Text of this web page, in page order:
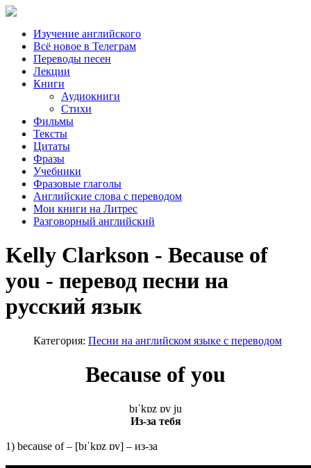
Изучение английского
Всё новое в Телеграм
Переводы песен
Лекции
Книги
Аудиокниги
Стихи
Фильмы
Тексты
Цитаты
Фразы
Учебники
Фразовые глаголы
Английские слова с переводом
Мои книги на Литрес
Разговорный английский
Kelly Clarkson - Because of
you - перевод песни на
русский язык
Категория: Песни на английском языке с переводом
Because of you
bɪˈkɒz ɒv ju
Из-за тебя
1) because of – [bɪˈkɒz ɒv] – из-за